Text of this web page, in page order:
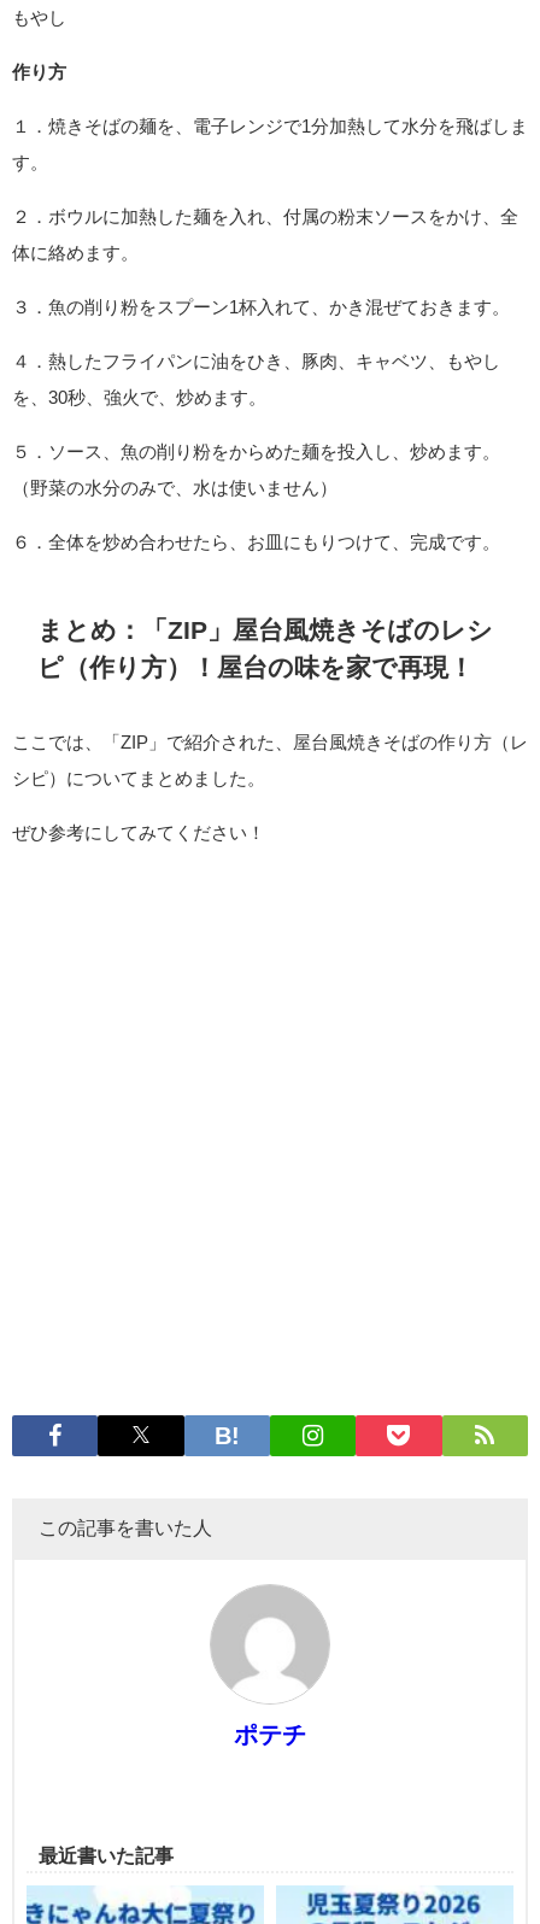
もやし
作り方
１．焼きそばの麺を、電子レンジで1分加熱して水分を飛ばしま
す。
２．ボウルに加熱した麺を入れ、付属の粉末ソースをかけ、全
体に絡めます。
３．魚の削り粉をスプーン1杯入れて、かき混ぜておきます。
４．熱したフライパンに油をひき、豚肉、キャベツ、もやし
を、30秒、強火で、炒めます。
５．ソース、魚の削り粉をからめた麺を投入し、炒めます。
（野菜の水分のみで、水は使いません）
６．全体を炒め合わせたら、お皿にもりつけて、完成です。
まとめ：「ZIP」屋台風焼きそばのレシ
ピ（作り方）！屋台の味を家で再現！
ここでは、「ZIP」で紹介された、屋台風焼きそばの作り方（レ
シピ）についてまとめました。
ぜひ参考にしてみてください！
この記事を書いた人
ポテチ
最近書いた記事